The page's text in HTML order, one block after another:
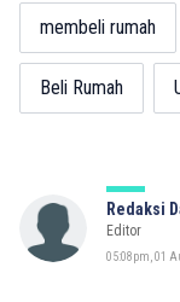
membeli rumah
Beli Rumah
Redaksi
Editor
05:08pm, 01